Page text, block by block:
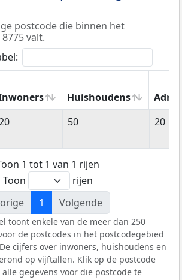
postcode die binnen het
valt.
Huishoudens
Inwoners Huishoudens
50 20
1 tot 1 van 1 rijen
Toon
rijen
1 Volgende
toont enkele van de meer dan 250
de postcodes in het postcodegebied
cijfers over inwoners, huishoudens en
op vijftallen. Klik op de postcode
gegevens voor die postcode te